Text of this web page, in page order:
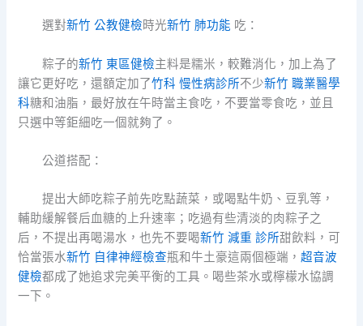
選對新竹 公教健檢時光新竹 肺功能 吃：
粽子的新竹 東區健檢主料是糯米，較難消化，加上為了
讓它更好吃，還額定加了竹科 慢性病診所不少新竹 職業醫學
科糖和油脂，最好放在午時當主食吃，不要當零食吃，並且
只選中等鉅細吃一個就夠了。
公道搭配：
提出大師吃粽子前先吃點蔬菜，或喝點牛奶、豆乳等，
輔助緩解餐后血糖的上升速率；吃過有些清淡的肉粽子之
后，不提出再喝湯水，也先不要喝新竹 減重 診所甜飲料，可
恰當張水新竹 自律神經檢查瓶和牛土豪這兩個極端，超音波
健檢都成了她追求完美平衡的工具。喝些茶水或檸檬水協調
一下。